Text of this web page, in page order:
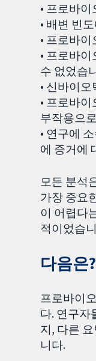
• 프로바
• 배변 빈
• 프로바
• 프로바
수 없었습
• 신바이
• 프로바
부작용으
• 연구에
에 증거에
모든 분석
가장 중요
이 어렵다
적이었습
다음은?
프로바이
다. 연구자
지, 다른
니다.